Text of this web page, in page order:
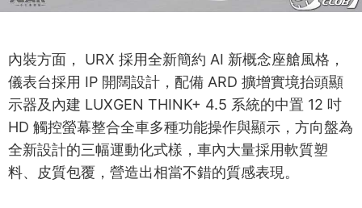
內裝方面， URX 採用全新簡約 AI 新概念座艙風格，
儀表台採用 IP 開闊設計，配備 ARD 擴增實境抬頭顯
示器及內建 LUXGEN THINK+ 4.5 系統的中置 12 吋
HD 觸控螢幕整合全車多種功能操作與顯示，方向盤為
全新設計的三幅運動化式樣，車內大量採用軟質塑
料、皮質包覆，營造出相當不錯的質感表現。